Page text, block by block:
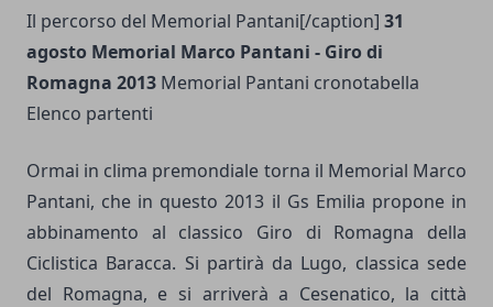
Il percorso del Memorial Pantani[/caption] 31
agosto Memorial Marco Pantani - Giro di
Romagna 2013 Memorial Pantani cronotabella
Elenco partenti
Ormai in clima premondiale torna il Memorial Marco
Pantani, che in questo 2013 il Gs Emilia propone in
abbinamento al classico Giro di Romagna della
Ciclistica Baracca. Si partirà da Lugo, classica sede
del Romagna, e si arriverà a Cesenatico, la città